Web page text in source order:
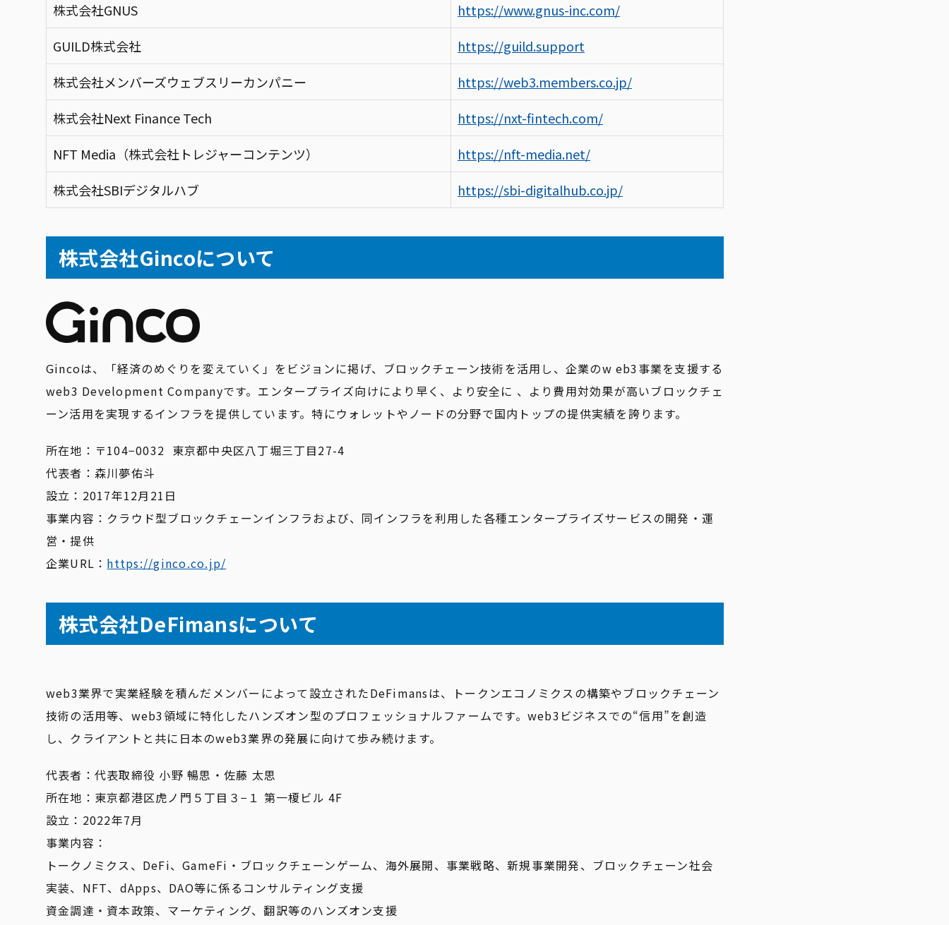
株式会社GNUS
https://www.gnus-inc.com/
GUILD株式会社
https://guild.support
株式会社メンバーズウェブスリーカンパニー
https://web3.members.co.jp/
株式会社Next Finance Tech
https://nxt-fintech.com/
NFT Media（株式会社トレジャーコンテンツ）
https://nft-media.net/
株式会社SBIデジタルハブ
https://sbi-digitalhub.co.jp/
株式会社Gincoについて
Gincoは、「経済のめぐりを変えていく」をビジョンに掲げ、ブロックチェーン技術を活用し、企業のw eb3事業を支援する
web3 Development Companyです。エンタープライズ向けにより早く、より安全に 、より費用対効果が高いブロックチェ
ーン活用を実現するインフラを提供しています。特にウォレットやノードの分野で国内トップの提供実績を誇ります。
所在地：〒104−0032 東京都中央区八丁堀三丁目27-4
代表者：森川夢佑斗
設立：2017年12月21日
事業内容：クラウド型ブロックチェーンインフラおよび、同インフラを利用した各種エンタープライズサービスの開発・運
営・提供
企業URL： https://ginco.co.jp/
株式会社DeFimansについて
web3業界で実業経験を積んだメンバーによって設立されたDeFimansは、トークンエコノミクスの構築やブロックチェーン
技術の活用等、web3領域に特化したハンズオン型のプロフェッショナルファームです。web3ビジネスでの“信用”を創造
し、クライアントと共に日本のweb3業界の発展に向けて歩み続けます。
代表者：代表取締役 小野 暢思・佐藤 太思
所在地：東京都港区虎ノ門５丁目３−１ 第一榎ビル 4F
設立：2022年7月
事業内容：
トークノミクス、DeFi、GameFi・ブロックチェーンゲーム、海外展開、事業戦略、新規事業開発、ブロックチェーン社会
実装、NFT、dApps、DAO等に係るコンサルティング支援
資金調達・資本政策、マーケティング、翻訳等のハンズオン支援